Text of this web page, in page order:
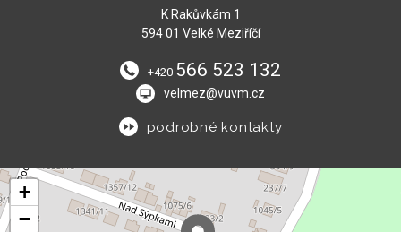
K Rakůvkám 1
594 01 Velké Meziříčí
+420 566 523 132
velmez@vuvm.cz
podrobné kontakty
+
−